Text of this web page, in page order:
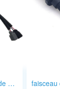
faisceau de câblage de pompe à carburant